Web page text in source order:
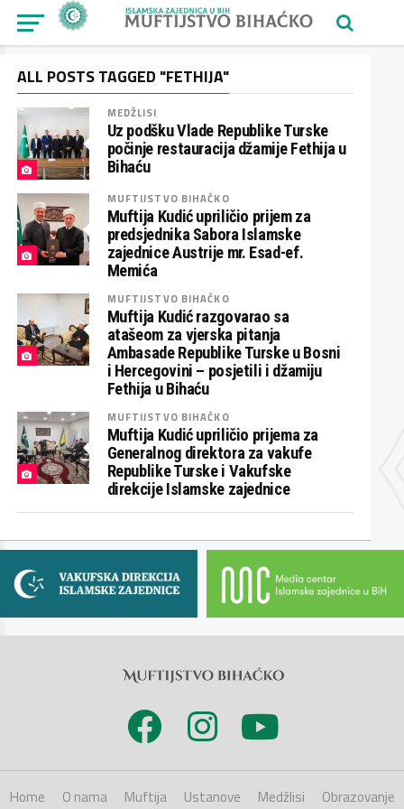
ALL POSTS TAGGED "FETHIJA"
MEDŽLISI
Uz podšku Vlade Republike Turske
počinje restauracija džamije Fethija u
Bihaću
MUFTIJSTVO BIHAĆKO
Muftija Kudić upriličio prijem za
predsjednika Sabora Islamske
zajednice Austrije mr. Esad-ef.
Memića
MUFTIJSTVO BIHAĆKO
Muftija Kudić razgovarao sa
atašeom za vjerska pitanja
Ambasade Republike Turske u Bosni
i Hercegovini – posjetili i džamiju
Fethija u Bihaću
MUFTIJSTVO BIHAĆKO
Muftija Kudić upriličio prijema za
Generalnog direktora za vakufe
Republike Turske i Vakufske
direkcije Islamske zajednice
Home O nama Muftija Ustanove Medžlisi Obrazovanje